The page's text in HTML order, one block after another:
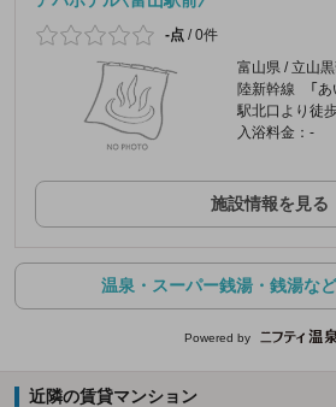
-点 /0件
富山県 / 立山
陸新幹線 「あ
駅北口より徒歩
入浴料金：-
施設情報を見る
温泉・スーパー銭湯・銭湯な
Powered by
近隣の賃貸マンション